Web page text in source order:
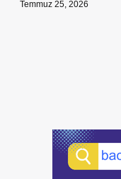
Temmuz 25, 2026